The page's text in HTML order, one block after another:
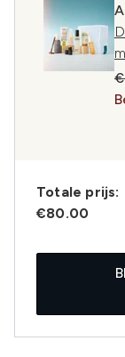
Totale prijs:
€80.00